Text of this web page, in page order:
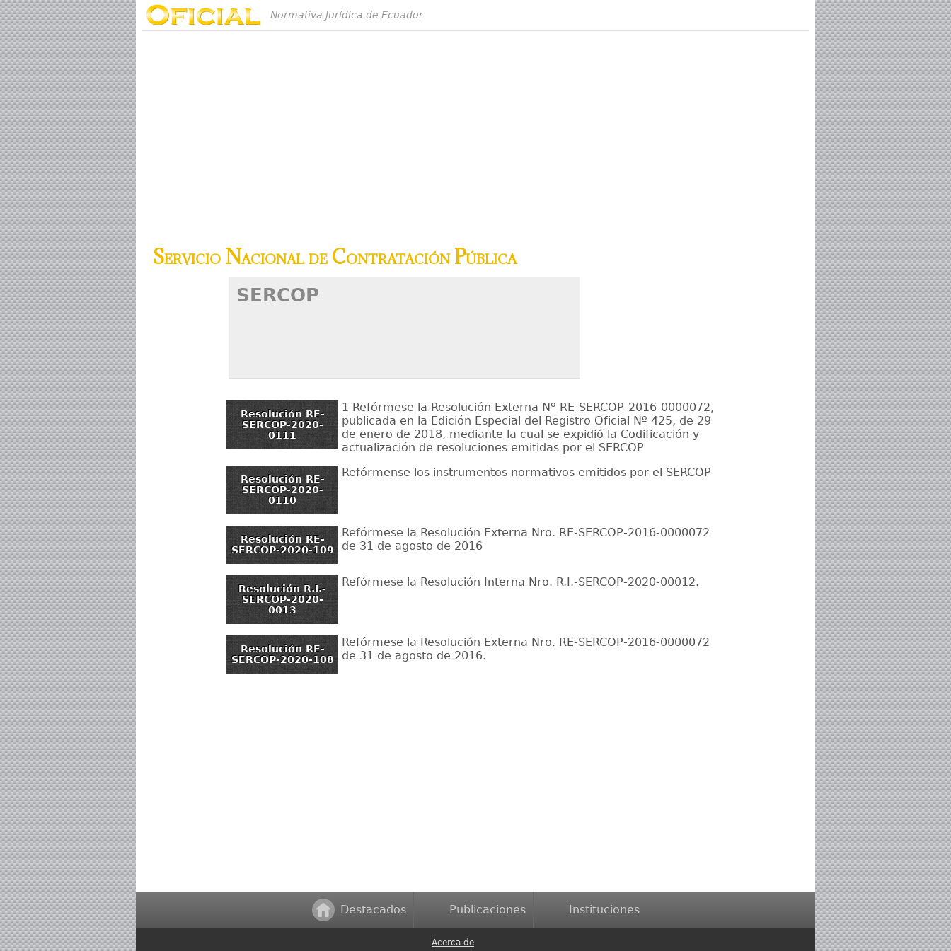
Normativa Jurídica de Ecuador
Servicio Nacional de Contratación Pública
SERCOP
Resolución RE-
SERCOP-2020-
0111
1 Refórmese la Resolución Externa Nº RE-SERCOP-2016-0000072,
publicada en la Edición Especial del Registro Oficial Nº 425, de 29
de enero de 2018, mediante la cual se expidió la Codificación y
actualización de resoluciones emitidas por el SERCOP
Resolución RE-
SERCOP-2020-
0110
Refórmense los instrumentos normativos emitidos por el SERCOP
Resolución RE-
SERCOP-2020-109
Refórmese la Resolución Externa Nro. RE-SERCOP-2016-0000072
de 31 de agosto de 2016
Resolución R.I.-
SERCOP-2020-
0013
Refórmese la Resolución Interna Nro. R.I.-SERCOP-2020-00012.
Resolución RE-
SERCOP-2020-108
Refórmese la Resolución Externa Nro. RE-SERCOP-2016-0000072
de 31 de agosto de 2016.
Destacados Publicaciones Instituciones
Acerca de